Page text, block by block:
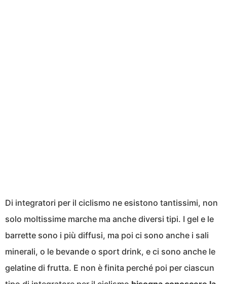
Di integratori per il ciclismo ne esistono tantissimi, non
solo moltissime marche ma anche diversi tipi. I gel e le
barrette sono i più diffusi, ma poi ci sono anche i sali
minerali, o le bevande o sport drink, e ci sono anche le
gelatine di frutta. E non è finita perché poi per ciascun